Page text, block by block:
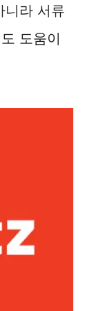
니라 서류
도움이